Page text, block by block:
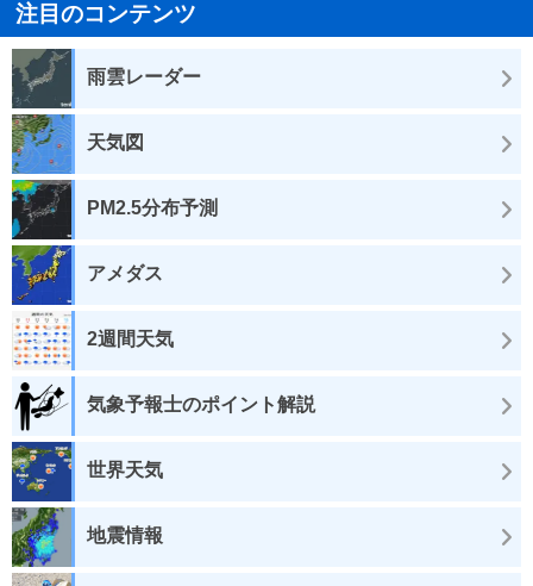
注目のコンテンツ
雨雲レーダー
天気図
PM2.5分布予測
アメダス
2週間天気
気象予報士のポイント解説
世界天気
地震情報